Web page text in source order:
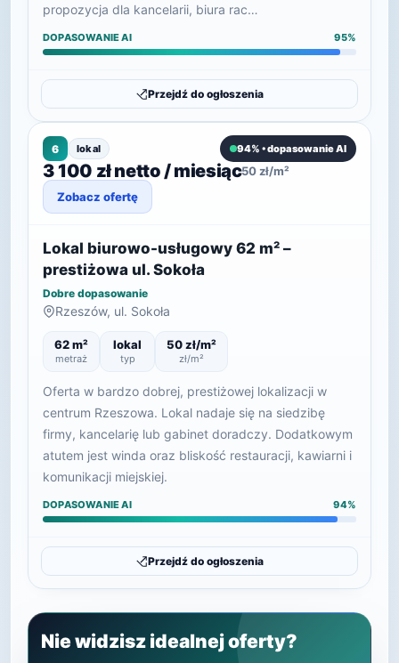
propozycja dla kancelarii, biura rac…
DOPASOWANIE AI 95%
Przejdź do ogłoszenia
6 lokal 94% • dopasowanie AI
3 100 zł netto / miesiąc50 zł/m²
Zobacz ofertę
Lokal biurowo-usługowy 62 m² –
prestiżowa ul. Sokoła
Dobre dopasowanie
Rzeszów, ul. Sokoła
62 m²
metraż
lokal
typ
50 zł/m²
zł/m²
Oferta w bardzo dobrej, prestiżowej lokalizacji w
centrum Rzeszowa. Lokal nadaje się na siedzibę
firmy, kancelarię lub gabinet doradczy. Dodatkowym
atutem jest winda oraz bliskość restauracji, kawiarni i
komunikacji miejskiej.
DOPASOWANIE AI 94%
Przejdź do ogłoszenia
Nie widzisz idealnej oferty?